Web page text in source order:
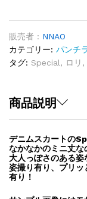
Vol.24「大
人
っ
ぽ
ギ
プ
の
ロ
リ
販売者 : NNAO
カテゴリー: パンチ
タグ: Special, ロリ ,
商品説明
デニムスカートの
なかなかのミニ丈な
大人っぽさのある姿
姿撮り有り、プリ
有り！